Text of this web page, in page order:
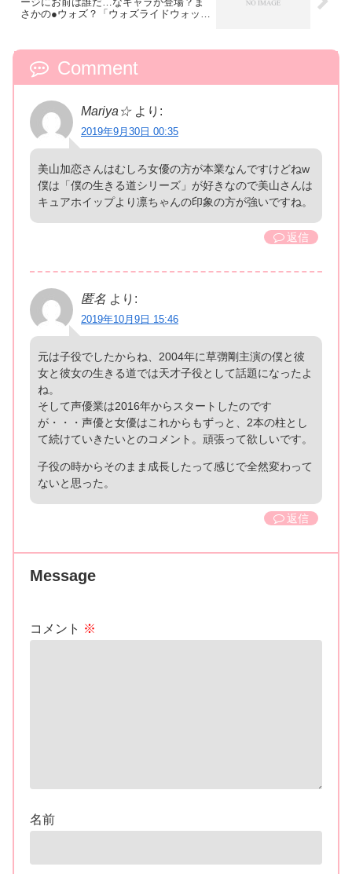
さかの●ウォズ？「ウォズライドウォッ
Comment
Mariya☆ より:
2019年9月30日 00:35
美山加恋さんはむしろ女優の方が本業なんですけどねw
僕は「僕の生きる道シリーズ」が好きなので美山さんは
キュアホイップより凛ちゃんの印象の方が強いですね。
返信
匿名 より:
2019年10月9日 15:46
元は子役でしたからね、2004年に草彅剛主演の僕と彼
女と彼女の生きる道では天才子役として話題になったよ
ね。
そして声優業は2016年からスタートしたのです
が・・・声優と女優はこれからもずっと、2本の柱とし
て続けていきたいとのコメント。頑張って欲しいです。
子役の時からそのまま成長したって感じで全然変わって
ないと思った。
返信
Message
コメント ※
名前